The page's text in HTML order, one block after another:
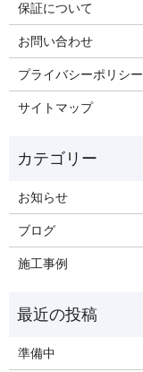
保証について
お問い合わせ
プライバシーポリシー
サイトマップ
お知らせ
ブログ
施工事例
準備中